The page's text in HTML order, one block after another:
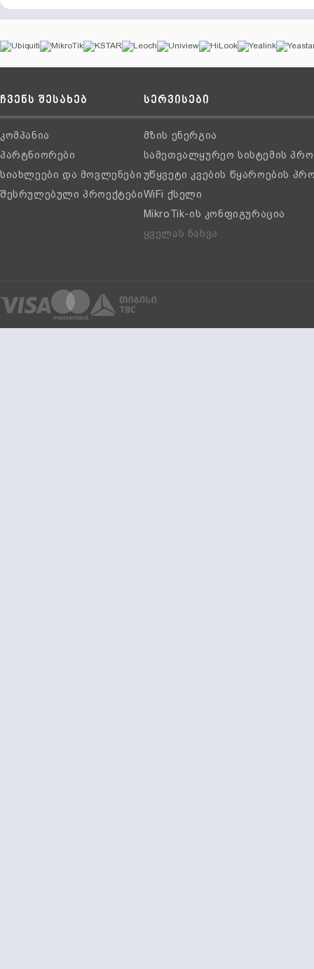
ჩვენს შესახებ
კომპანია
პარტნიორები
სიახლეები და მოვლენები
შესრულებული პროექტები
სერვისები
მზის ენერგია
სამეთვალყურეო სისტემის
უწყვეტი კვების წყაროების
WiFi ქსელი
MikroTik-ის კონფიგურაცია
ყველას ნახვა